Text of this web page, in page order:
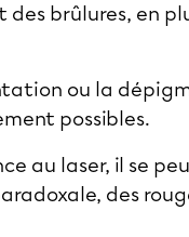
brûlures, en
ou la
possibles.
au laser, il se
des